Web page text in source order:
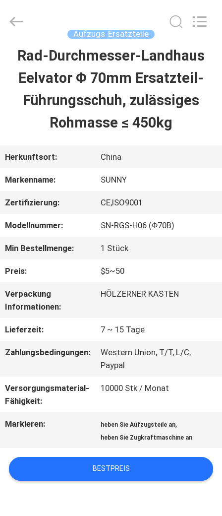
HAUS
PRODUKTE
FABRIK-
AUSFLUG
QUALITÄTSKONTROLLE
TRETEN
SIE
UNS
NACHRICHTEN
SUNNY
Aufzugs-Ersatzteile
Rad-Durchmesser-Landhaus
Eelvator Φ 70mm Ersatzteil-
Führungsschuh, zulässiges
Rohmasse ≤ 450kg
Herkunftsort: China
Markenname: SUNNY
Zertifizierung: CE,ISO9001
Modellnummer: SN-RGS-H06 (Φ70B)
Min Bestellmenge: 1 Stück
Preis: $5~50
Verpackung
Informationen:
HÖLZERNER KASTEN
Lieferzeit: 7 ~ 15 Tage
Zahlungsbedingungen:
Western Union, T/T, L/C,
Paypal
Versorgungsmaterial-
Fähigkeit:
10000 Stk / Monat
Markieren: heben Sie Aufzugsteile an,
heben Sie Zugkraftmaschine an
BESTPREIS